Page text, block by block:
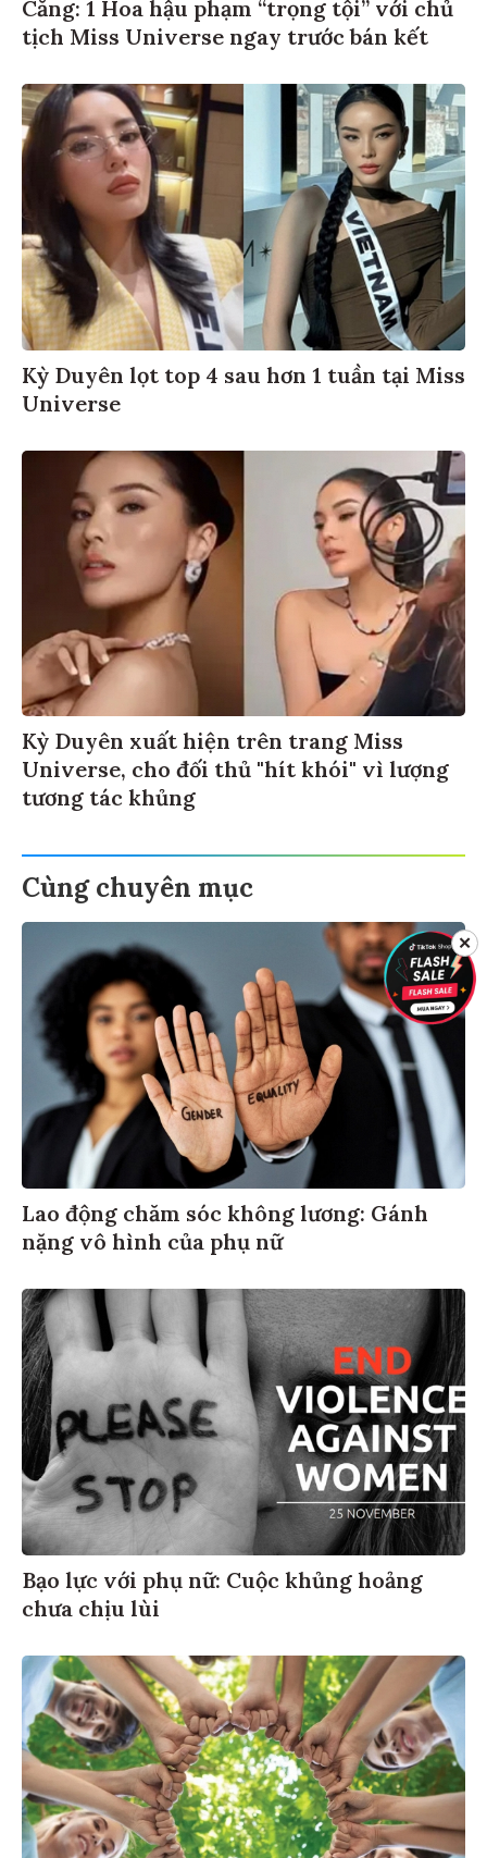
tịch Miss Universe ngay trước bán kết
Kỳ Duyên lọt top 4 sau hơn 1 tuần tại Miss
Universe
Kỳ Duyên xuất hiện trên trang Miss
Universe, cho đối thủ "hít khói" vì lượng
tương tác khủng
Cùng chuyên mục
Lao động chăm sóc không lương: Gánh
nặng vô hình của phụ nữ
Bạo lực với phụ nữ: Cuộc khủng hoảng
chưa chịu lùi
✕